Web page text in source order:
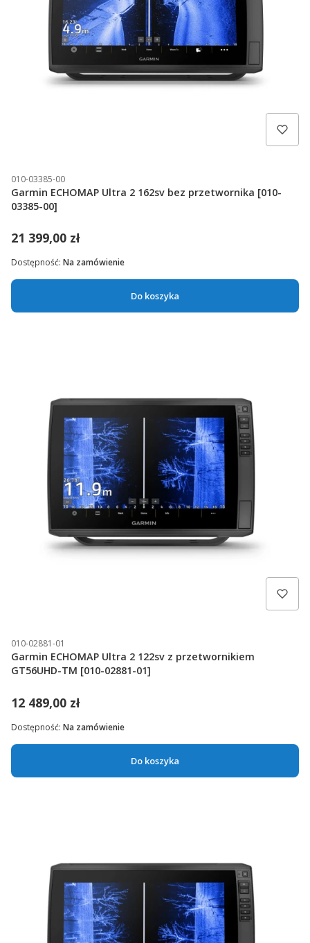
010-03385-00
Garmin ECHOMAP Ultra 2 162sv bez przetwornika [010-
03385-00]
21 399,00 zł
Do koszyka
Dostępność: Na zamówienie
010-02881-01
Garmin ECHOMAP Ultra 2 122sv z przetwornikiem
GT56UHD-TM [010-02881-01]
12 489,00 zł
Do koszyka
Dostępność: Na zamówienie